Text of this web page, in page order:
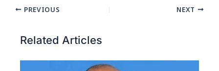
PREVIOUS NEXT
Related Articles